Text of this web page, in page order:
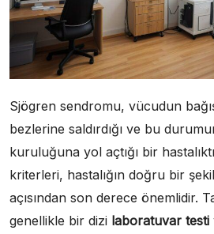
Sjögren sendromu, vücudun
bezlerine saldırdığı ve bu
kuruluğuna yol açtığı bir
kriterleri, hastalığın doğru bir
açısından son derece önemlidir.
genellikle bir dizi laboratuvar testi